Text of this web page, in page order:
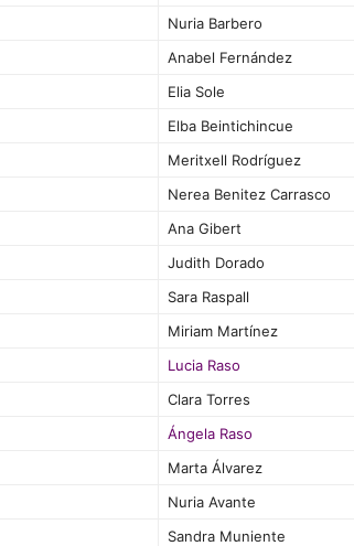
Nuria Barbero
Anabel Fernández
Elia Sole
Elba Beintichincue
Meritxell Rodríguez
Nerea Benitez Carrasco
Ana Gibert
Judith Dorado
Sara Raspall
Miriam Martínez
Lucia Raso
Clara Torres
Ángela Raso
Marta Álvarez
Nuria Avante
Sandra Muniente